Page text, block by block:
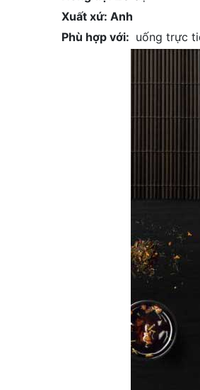
Xuất xứ: Anh
Phù hợp với: uống trực